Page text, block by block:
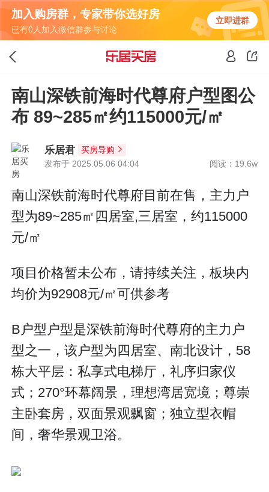
加入购房群，专家带你选好房
已有0人加入微信群参与讨论
立即进群
南山深铁前海时代尊府户型图公
布 89~285㎡约115000元/㎡
乐居君
买房导购
发布于 2025.05.06 04:04
阅读：19.6w
南山深铁前海时代尊府目前在售，主力户
型为89~285㎡四居室,三居室，约115000
元/㎡
项目价格暂未公布，请持续关注，板块内
均价为92908元/㎡可供参考
B户型户型是深铁前海时代尊府的主力户
型之一，该户型为四居室、南北设计，58
栋大平层：私享式电梯厅，礼序归家仪
式；270°环幕阔景，理想湾居宽境；尊崇
主卧套房，双面景观飘窗；独立型衣帽
间，奢华景观卫浴。